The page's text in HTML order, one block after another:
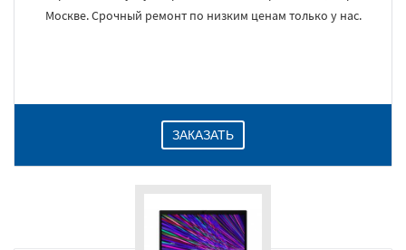
Москве. Срочный ремонт по низким ценам только у нас.
ЗАКАЗАТЬ